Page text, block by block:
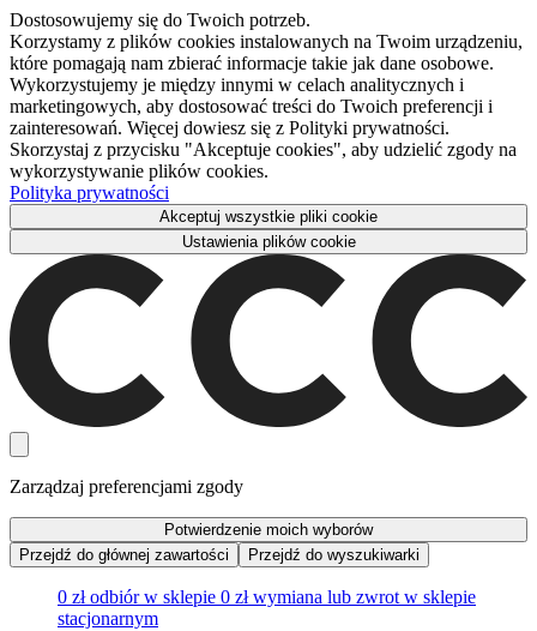
Dostosowujemy się do Twoich potrzeb.
Korzystamy z plików cookies instalowanych na Twoim urządzeniu,
które pomagają nam zbierać informacje takie jak dane osobowe.
Wykorzystujemy je między innymi w celach analitycznych i
marketingowych, aby dostosować treści do Twoich preferencji i
zainteresowań. Więcej dowiesz się z Polityki prywatności.
Skorzystaj z przycisku "Akceptuje cookies", aby udzielić zgody na
wykorzystywanie plików cookies.
Polityka prywatności
Akceptuj wszystkie pliki cookie
Ustawienia plików cookie
Zarządzaj preferencjami zgody
Potwierdzenie moich wyborów
Przejdź do głównej zawartości
Przejdź do wyszukiwarki
0 zł odbiór w sklepie 0 zł wymiana lub zwrot w sklepie
stacjonarnym